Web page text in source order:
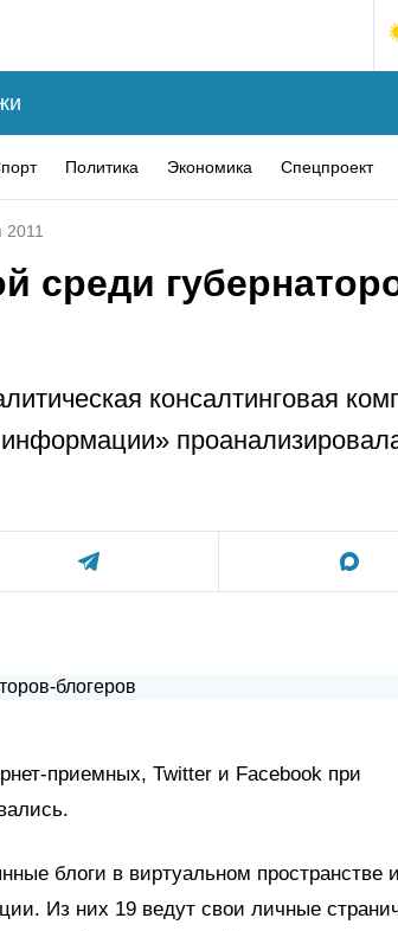
Политика Экономика Спецпроект
среди
консалтинговая
приемных, Twitter и Facebook при
блоги в виртуальном пространстве
Из них 19 ведут свои личные